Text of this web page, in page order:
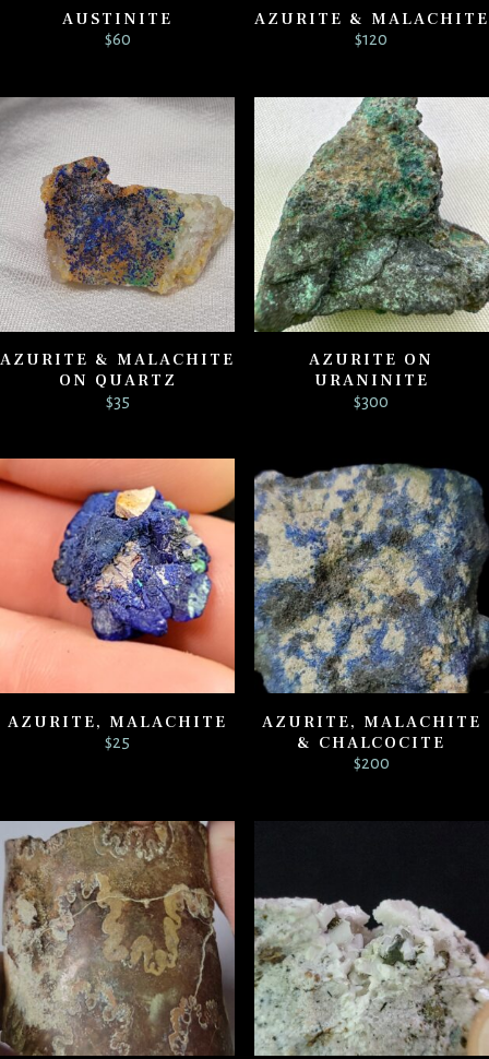
AUSTINITE
$60
AZURITE & MALACHITE
$120
AZURITE & MALACHITE
ON QUARTZ
$35
AZURITE ON
URANINITE
$300
AZURITE, MALACHITE
$25
AZURITE, MALACHITE
& CHALCOCITE
$200